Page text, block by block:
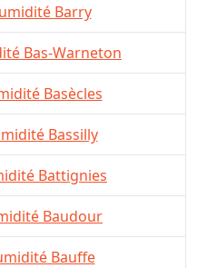
Barry
Bas-Warneton
Basècles
Bassilly
Battignies
Baudour
Bauffe